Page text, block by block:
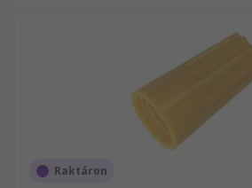
Raktáron